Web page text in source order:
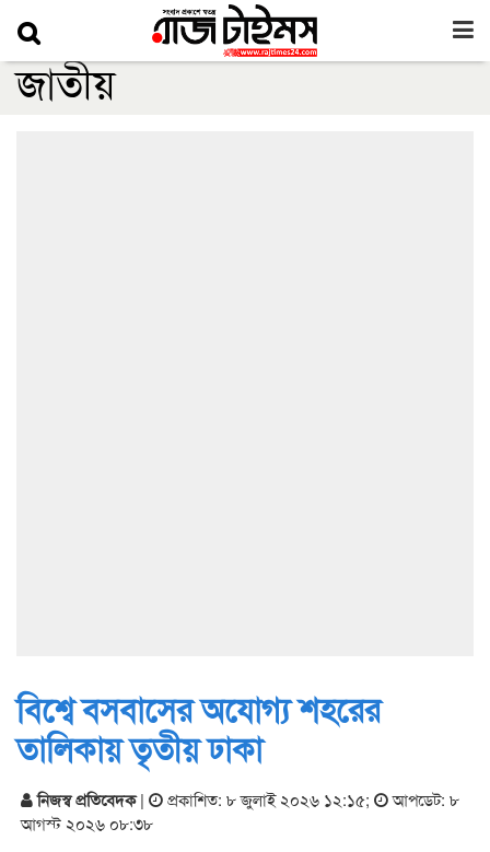
জাতীয়
বিশ্বে বসবাসের অযোগ্য শহরের
তালিকায় তৃতীয় ঢাকা
নিজস্ব প্রতিবেদক| প্রকাশিত: ৮ জুলাই ২০২৬ ১২:১৫;
আপডেট: ৮
আগস্ট ২০২৬ ০৮:৩৮